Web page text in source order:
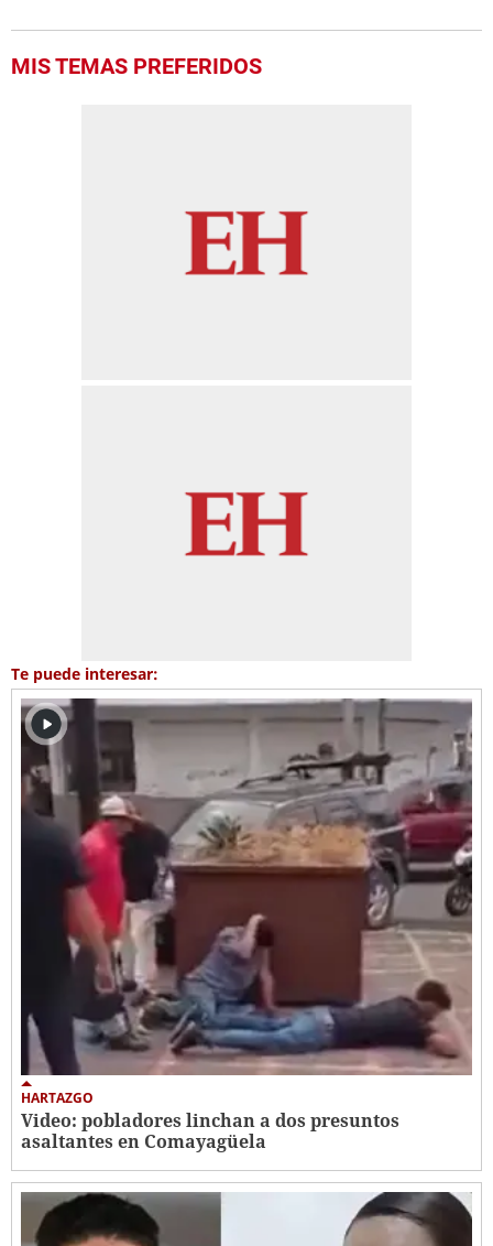
MIS TEMAS PREFERIDOS
Te puede interesar:
HARTAZGO
Video: pobladores linchan a dos presuntos
asaltantes en Comayagüela